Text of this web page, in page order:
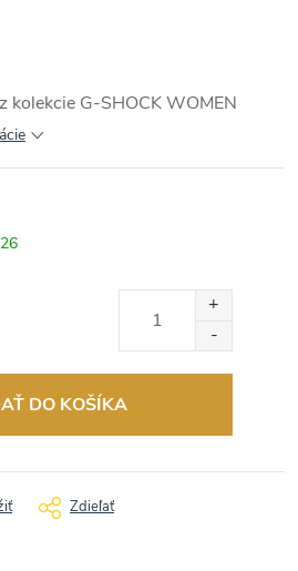
kolekcie G-SHOCK WOMEN
DO KOŠÍKA
Zdieľať